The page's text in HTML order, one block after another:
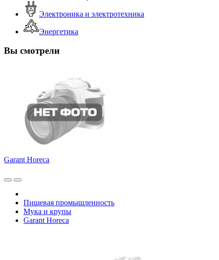
Электроника и электротехника
Энергетика
Вы смотрели
Garant Horeca
Пищевая промышленность
Мука и крупы
Garant Horeca